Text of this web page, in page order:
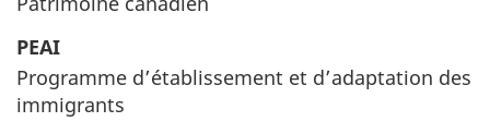
PEAI
Programme d’établissement et d’adaptation des
immigrants